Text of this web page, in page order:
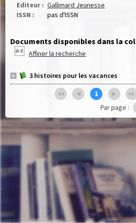
Editeur : Gallimard Jeunesse
ISSN :
pas d'ISSN
Documents disponibles dans la
Affiner la recherche
3 histoires pour les vacances
1
Par page :